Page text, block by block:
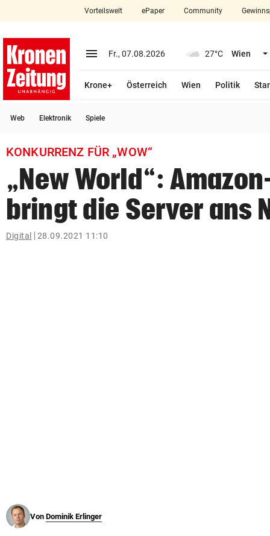
closeSchließen
account_circle Anmelden
arrow_right
bookmark
search
Suchbegriff
eingeben
Vorteilswelt ePaper Community
menu Menü aufklappen
Fr., 07.08.2026 27°C Wien
Krone+ Österreich Wien Politik
Web Elektronik Spiele
KONKURRENZ FÜR „WOW“
„New World“:
bringt die Server ans
Digital 28.09.2021 11:10
Von Dominik Erlinger